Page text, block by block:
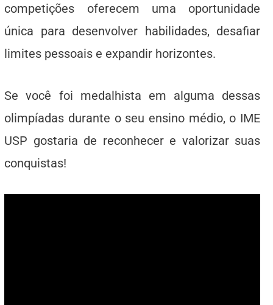
competições oferecem uma oportunidade
única para desenvolver habilidades, desafiar
limites pessoais e expandir horizontes.
Se você foi medalhista em alguma dessas
olimpíadas durante o seu ensino médio, o IME
USP gostaria de reconhecer e valorizar suas
conquistas!